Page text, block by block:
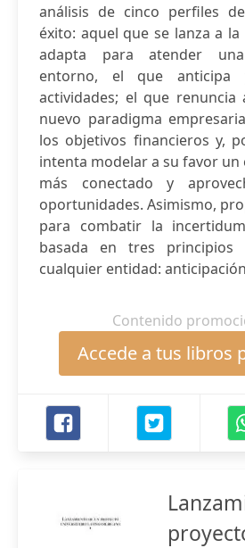
análisis de cinco perfiles
éxito: aquel que se lanza a
adapta para atender
entorno, el que anticipa
actividades; el que renuncia
nuevo paradigma
los objetivos financieros y,
intenta modelar a su favor un
más conectado y
oportunidades. Asimismo,
para combatir la
basada en tres principios
cualquier entidad:
Contenido
Accede a tus libros